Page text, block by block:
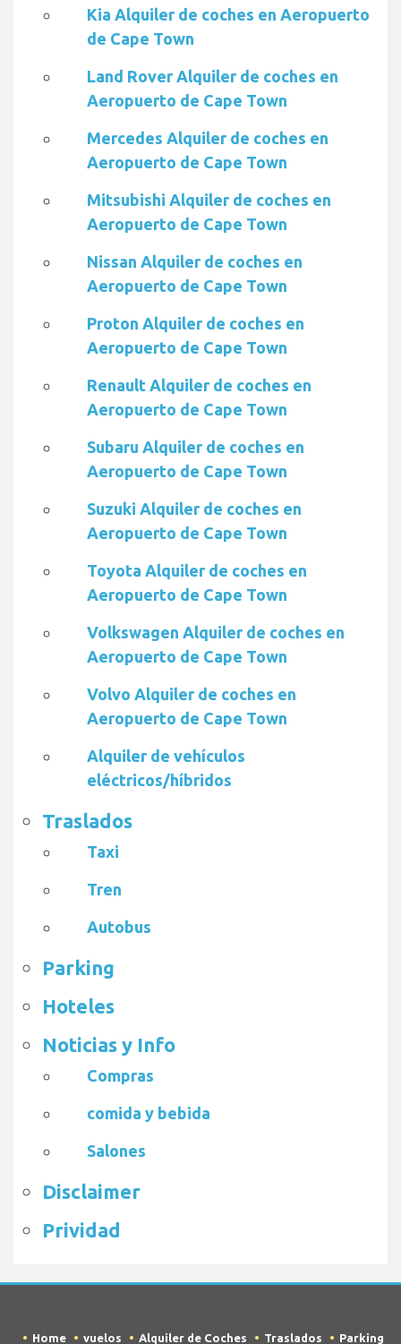
Kia Alquiler de coches en Aeropuerto
de Cape Town
Land Rover Alquiler de coches en
Aeropuerto de Cape Town
Mercedes Alquiler de coches en
Aeropuerto de Cape Town
Mitsubishi Alquiler de coches en
Aeropuerto de Cape Town
Nissan Alquiler de coches en
Aeropuerto de Cape Town
Proton Alquiler de coches en
Aeropuerto de Cape Town
Renault Alquiler de coches en
Aeropuerto de Cape Town
Subaru Alquiler de coches en
Aeropuerto de Cape Town
Suzuki Alquiler de coches en
Aeropuerto de Cape Town
Toyota Alquiler de coches en
Aeropuerto de Cape Town
Volkswagen Alquiler de coches en
Aeropuerto de Cape Town
Volvo Alquiler de coches en
Aeropuerto de Cape Town
Alquiler de vehículos
eléctricos/híbridos
Traslados
Taxi
Tren
Autobus
Parking
Hoteles
Noticias y Info
Compras
comida y bebida
Salones
Disclaimer
Prividad
Home vuelos Alquiler de Coches Traslados Parking